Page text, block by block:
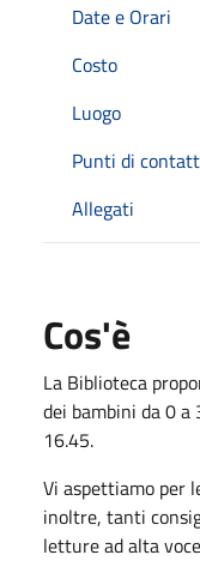
Date e Orari
Costo
Luogo
Punti di
Allegati
Cos'è
La Biblioteca
dei bambini da 0 a
16.45.
Vi aspettiamo per
inoltre, tanti
letture ad alta